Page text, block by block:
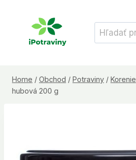
Hľadať:
Home / Obchod / Potraviny / Korenie
hubová 200 g